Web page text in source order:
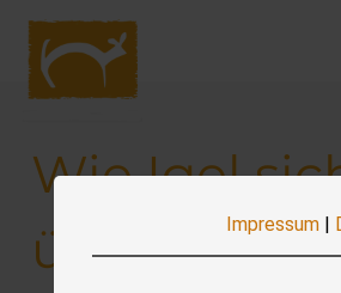
Navigation
überspringen
Wie Igel
über dieImpressum